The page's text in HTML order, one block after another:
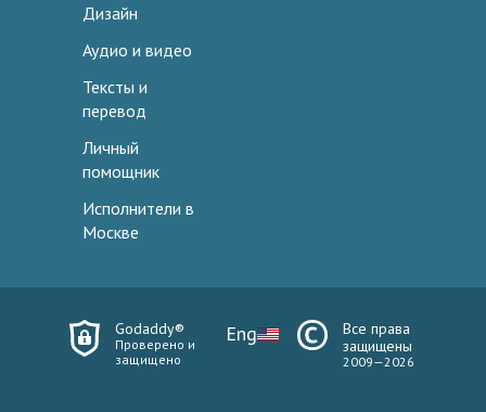
Дизайн
Аудио и видео
Тексты и
перевод
Личный
помощник
Исполнители в
Москве
Godaddy®
Проверено и
защищено
Eng
Все права
защищены
2009—2026